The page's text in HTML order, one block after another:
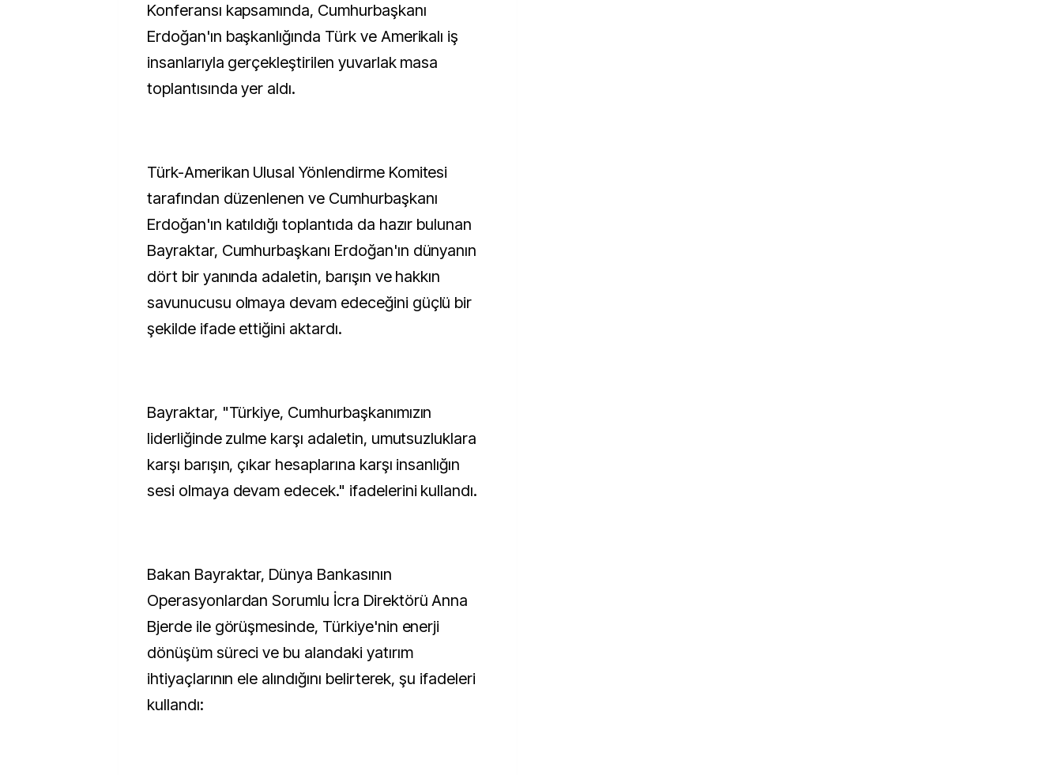
Konferansı kapsamında, Cumhurbaşkanı
Erdoğan'ın başkanlığında Türk ve Amerikalı iş
insanlarıyla gerçekleştirilen yuvarlak masa
toplantısında yer aldı.
Türk-Amerikan Ulusal Yönlendirme Komitesi
tarafından düzenlenen ve Cumhurbaşkanı
Erdoğan'ın katıldığı toplantıda da hazır bulunan
Bayraktar, Cumhurbaşkanı Erdoğan'ın dünyanın
dört bir yanında adaletin, barışın ve hakkın
savunucusu olmaya devam edeceğini güçlü bir
şekilde ifade ettiğini aktardı.
Bayraktar, "Türkiye, Cumhurbaşkanımızın
liderliğinde zulme karşı adaletin, umutsuzluklara
karşı barışın, çıkar hesaplarına karşı insanlığın
sesi olmaya devam edecek." ifadelerini kullandı.
Bakan Bayraktar, Dünya Bankasının
Operasyonlardan Sorumlu İcra Direktörü Anna
Bjerde ile görüşmesinde, Türkiye'nin enerji
dönüşüm süreci ve bu alandaki yatırım
ihtiyaçlarının ele alındığını belirterek, şu ifadeleri
kullandı: